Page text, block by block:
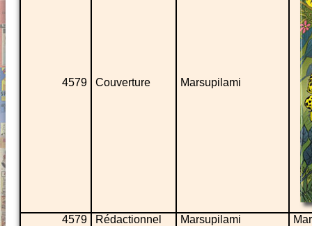
4579 Couverture Marsupilami
4579 Rédactionnel Marsupilami